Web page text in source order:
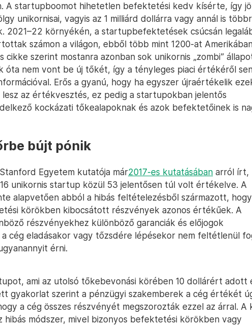
A startupboomot hihetetlen befektetési kedv kísérte, így
unikornisai, vagyis az 1 milliárd dollárra vagy annál is
2021–22 környékén, a startupbefektetések csúcsán
számon a világon, ebből több mint 1200-at
cikke szerint mostanra azonban sok unikornis „zombi”
óta nem vont be új tőkét, így a tényleges piaci értékéről
Erős a gyanú, hogy ha egyszer újraértékelik
lesz az értékvesztés, ez pedig a startupokban jelentős
kockázati tőkealapoknak és azok befektetőinek is
bújt pónik
Egyetem kutatója már2017-es kutatásában arról írt,
unikornis startup közül 53 jelentősen túl volt értékelve. A
alapvetően abból a hibás feltételezésből származott,
körökben kibocsátott részvények azonos értékűek. A
részvényekhez különböző garanciák és előjogok
cég eladásakor vagy tőzsdére lépésekor nem feltétlenül
érni.
ami az utolsó tőkebevonási körében 10 dollárért adott
gyakorlat szerint a pénzügyi szakemberek a cég értékét
a cég összes részvényét megszorozták ezzel az árral. A
hibás módszer, mivel bizonyos befektetési körökben vagy